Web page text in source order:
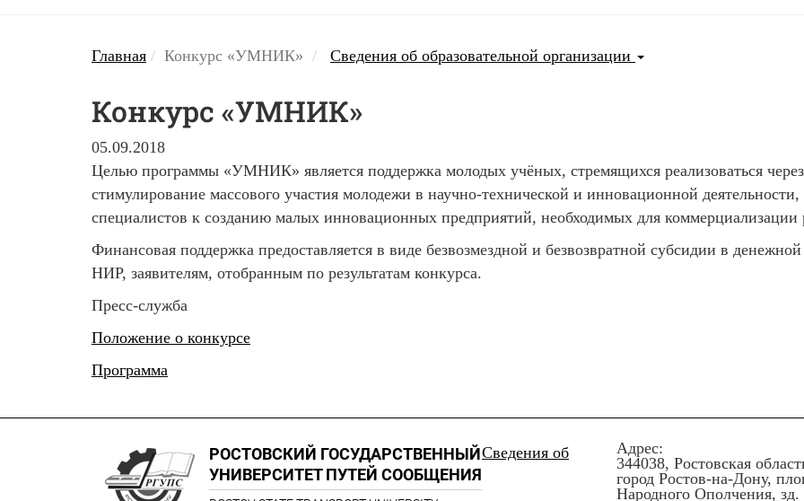
Главная Конкурс «УМНИК» Сведения об образовательной организации
Конкурс «УМНИК»
05.09.2018
Целью программы «УМНИК» является поддержка молодых учёных, стремящихся реализоваться
стимулирование массового участия молодежи в научно-технической и инновационной
специалистов к созданию малых инновационных предприятий, необходимых для коммерциализации
Финансовая поддержка предоставляется в виде безвозмездной и безвозвратной субсидии в
НИР, заявителям, отобранным по результатам конкурса.
Пресс-служба
Положение о конкурсе
Программа
РОСТОВСКИЙ ГОСУДАРСТВЕННЫЙ
УНИВЕРСИТЕТ ПУТЕЙ СООБЩЕНИЯ
Сведения об
Адрес:
344038, Ростовская
город Ростов-на-Дону,
Народного Ополчения, зд.